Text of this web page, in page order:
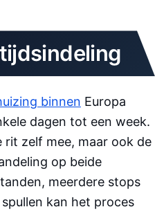
binnen Europa
dagen tot een week.
rit zelf mee, maar ook de
op beide
meerdere stops
kan het proces